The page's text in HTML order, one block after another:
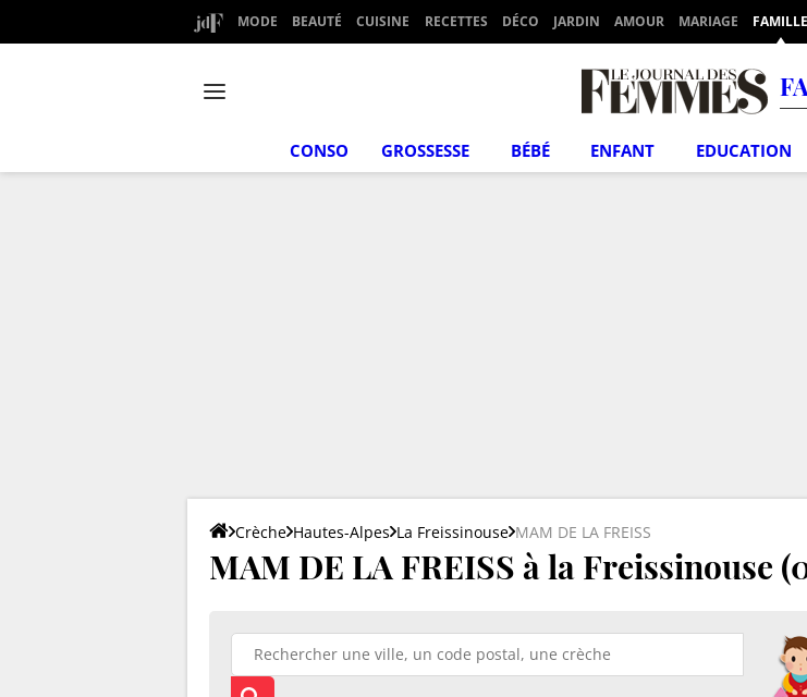
MODE BEAUTÉ CUISINE RECETTES DÉCO JARDIN AMOUR MARIAGE FAMILLE
CONSO GROSSESSE BÉBÉ ENFANT EDUCATION
Crèche Hautes-Alpes La Freissinouse MAM DE LA FREISS
MAM DE LA FREISS à la Freissinouse